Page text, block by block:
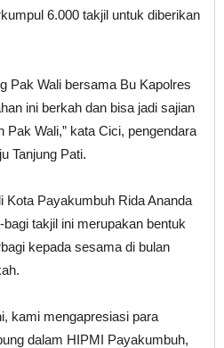
6.000 takjil untuk diberikan
Pak Wali bersama Bu Kapolres
ini berkah dan bisa jadi sajian
Pak Wali,” kata Cici, pengendara
Tanjung Pati.
Kota Payakumbuh Rida Ananda
takjil ini merupakan bentuk
kepada sesama di bulan
kami mengapresiasi para
dalam HIPMI Payakumbuh,